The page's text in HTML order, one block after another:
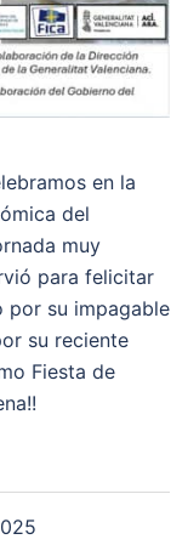
en la
del
muy
para felicitar
por su impagable
su reciente
Fiesta de